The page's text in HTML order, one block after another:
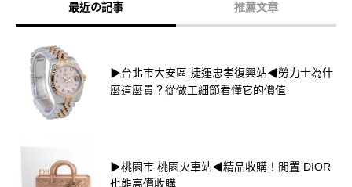
最近の記事 推薦文章
▶台北市大安區 捷運忠孝復興站◀勞力士為什
麼這麼貴？從做工細節看懂它的價值
▶桃園市 桃園火車站◀精品收購！閒置 DIOR
也能高價收購